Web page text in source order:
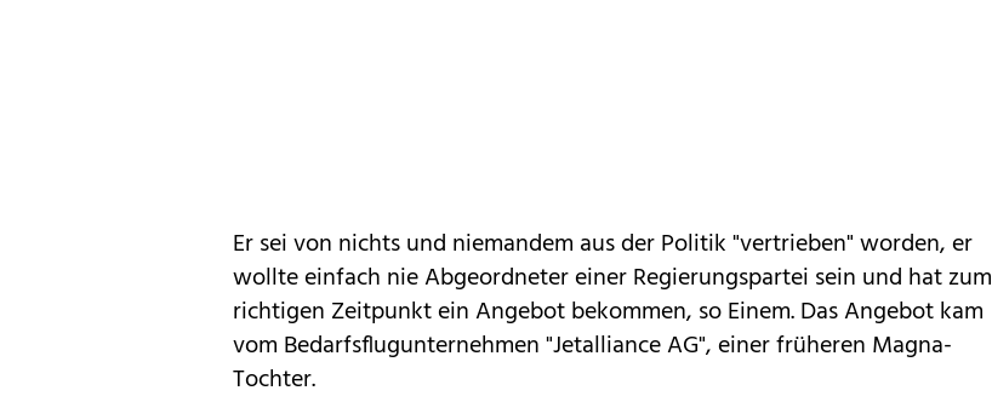
Er sei von nichts und niemandem aus der Politik "vertrieben" worden, er
wollte einfach nie Abgeordneter einer Regierungspartei sein und hat zum
richtigen Zeitpunkt ein Angebot bekommen, so Einem. Das Angebot kam
vom Bedarfsflugunternehmen "Jetalliance AG", einer früheren Magna-
Tochter.